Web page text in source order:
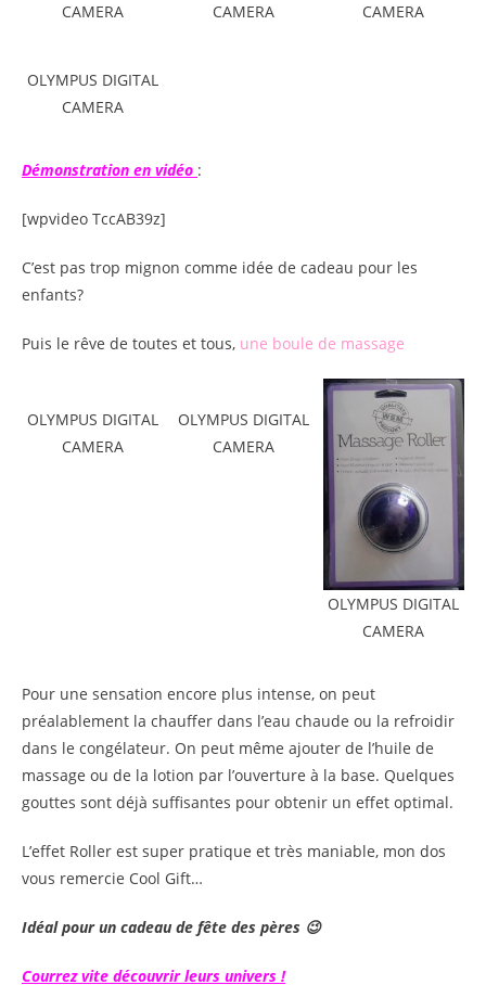
CAMERA
CAMERA
CAMERA
OLYMPUS DIGITAL
CAMERA
Démonstration en vidéo :
[wpvideo TccAB39z]
C’est pas trop mignon comme idée de cadeau pour les
enfants?
Puis le rêve de toutes et tous, une boule de massage
OLYMPUS DIGITAL
CAMERA
OLYMPUS DIGITAL
CAMERA
OLYMPUS DIGITAL
CAMERA
Pour une sensation encore plus intense, on peut
préalablement la chauffer dans l’eau chaude ou la refroidir
dans le congélateur. On peut même ajouter de l’huile de
massage ou de la lotion par l’ouverture à la base. Quelques
gouttes sont déjà suffisantes pour obtenir un effet optimal.
L’effet Roller est super pratique et très maniable, mon dos
vous remercie Cool Gift…
Idéal pour un cadeau de fête des pères 😉
Courrez vite découvrir leurs univers !